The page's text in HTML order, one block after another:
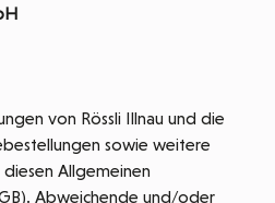
von Rössli Illnau und die
sowie weitere
Allgemeinen
Abweichende und/oder